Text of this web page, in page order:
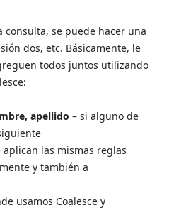
consulta, se puede hacer una
dos, etc. Básicamente, le
todos juntos utilizando
apellido – si alguno de
aplican las mismas reglas
y también a
usamos Coalesce y